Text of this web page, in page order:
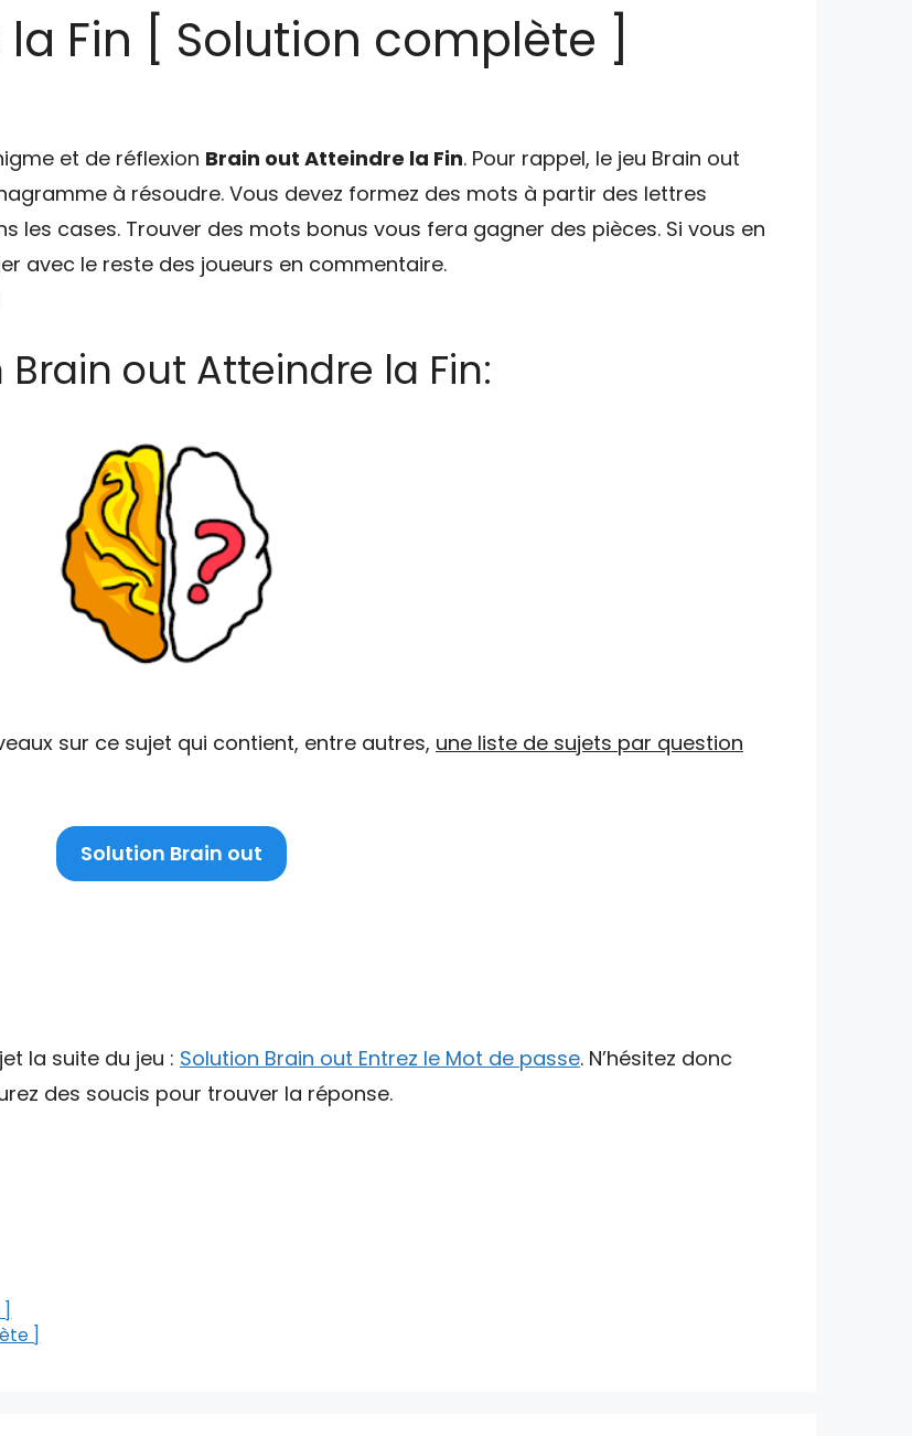
Fin [ Solution complète ]
et de réflexion Brain out Atteindre la Fin. Pour rappel, le jeu Brain out
à résoudre. Vous devez formez des mots à partir des lettres
les cases. Trouver des mots bonus vous fera gagner des pièces. Si vous en
avec le reste des joueurs en commentaire.
Brain out Atteindre la Fin:
sur ce sujet qui contient, entre autres, une liste de sujets par question
Solution Brain out
la suite du jeu : Solution Brain out Entrez le Mot de passe. N’hésitez donc
des soucis pour trouver la réponse.
]